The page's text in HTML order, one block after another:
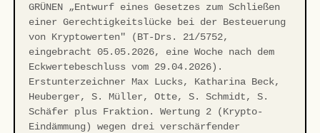
GRÜNEN „Entwurf eines Gesetzes zum Schließen
einer Gerechtigkeitslücke bei der Besteuerung
von Kryptowerten" (BT-Drs. 21/5752,
eingebracht 05.05.2026, eine Woche nach dem
Eckwertebeschluss vom 29.04.2026).
Erstunterzeichner Max Lucks, Katharina Beck,
Heuberger, S. Müller, Otte, S. Schmidt, S.
Schäfer plus Fraktion. Wertung 2 (Krypto-
Eindämmung) wegen drei verschärfender